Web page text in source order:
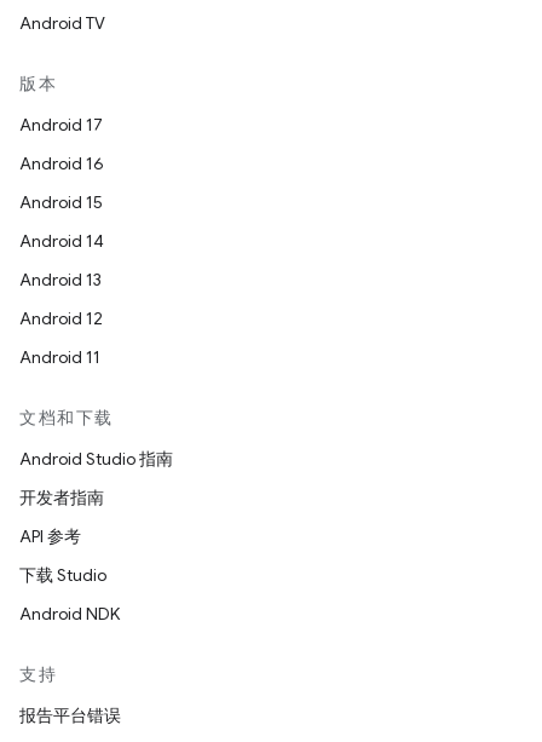
Android TV
版本
Android 17
Android 16
Android 15
Android 14
Android 13
Android 12
Android 11
文档和下载
Android Studio 指南
开发者指南
API 参考
下载 Studio
Android NDK
支持
报告平台错误